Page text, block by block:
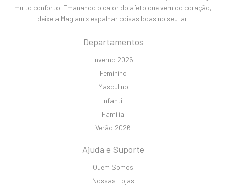
muito conforto. Emanando o calor do afeto que vem do coração,
deixe a Magiamix espalhar coisas boas no seu lar!
Departamentos
Inverno 2026
Feminino
Masculino
Infantil
Família
Verão 2026
Ajuda e Suporte
Quem Somos
Nossas Lojas